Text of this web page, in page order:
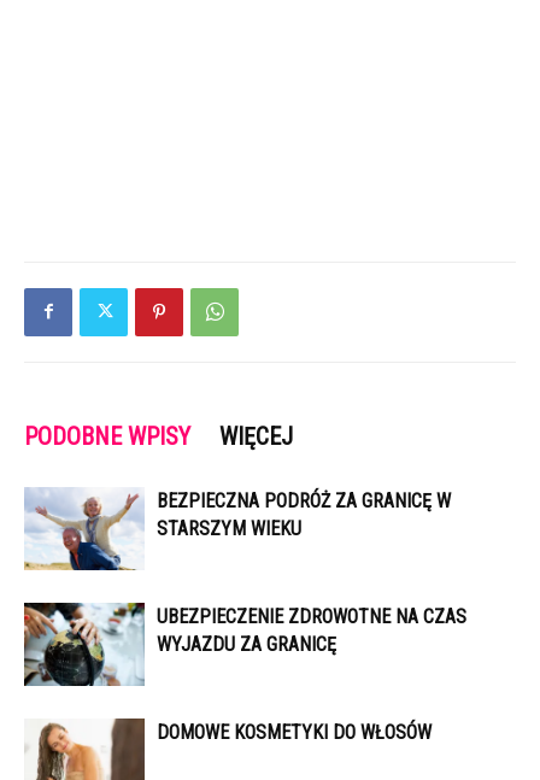
PODOBNE WPISY WIĘCEJ
BEZPIECZNA PODRÓŻ ZA GRANICĘ W
STARSZYM WIEKU
UBEZPIECZENIE ZDROWOTNE NA CZAS
WYJAZDU ZA GRANICĘ
DOMOWE KOSMETYKI DO WŁOSÓW